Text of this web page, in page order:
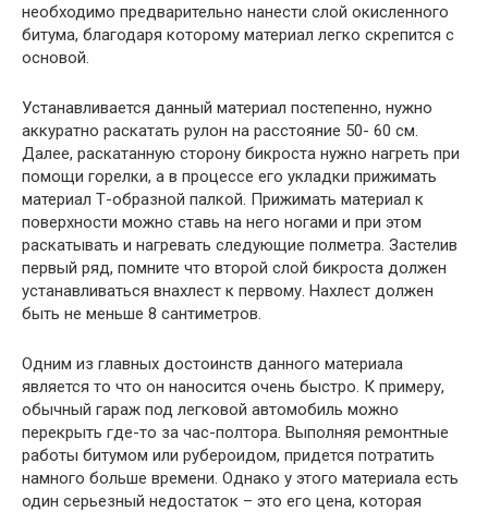
необходимо предварительно нанести слой окисленного
битума, благодаря которому материал легко скрепится с
основой.
Устанавливается данный материал постепенно, нужно
аккуратно раскатать рулон на расстояние 50- 60 см.
Далее, раскатанную сторону бикроста нужно нагреть при
помощи горелки, а в процессе его укладки прижимать
материал Т-образной палкой. Прижимать материал к
поверхности можно ставь на него ногами и при этом
раскатывать и нагревать следующие полметра. Застелив
первый ряд, помните что второй слой бикроста должен
устанавливаться внахлест к первому. Нахлест должен
быть не меньше 8 сантиметров.
Одним из главных достоинств данного материала
является то что он наносится очень быстро. К примеру,
обычный гараж под легковой автомобиль можно
перекрыть где-то за час-полтора. Выполняя ремонтные
работы битумом или рубероидом, придется потратить
намного больше времени. Однако у этого материала есть
один серьезный недостаток – это его цена, которая